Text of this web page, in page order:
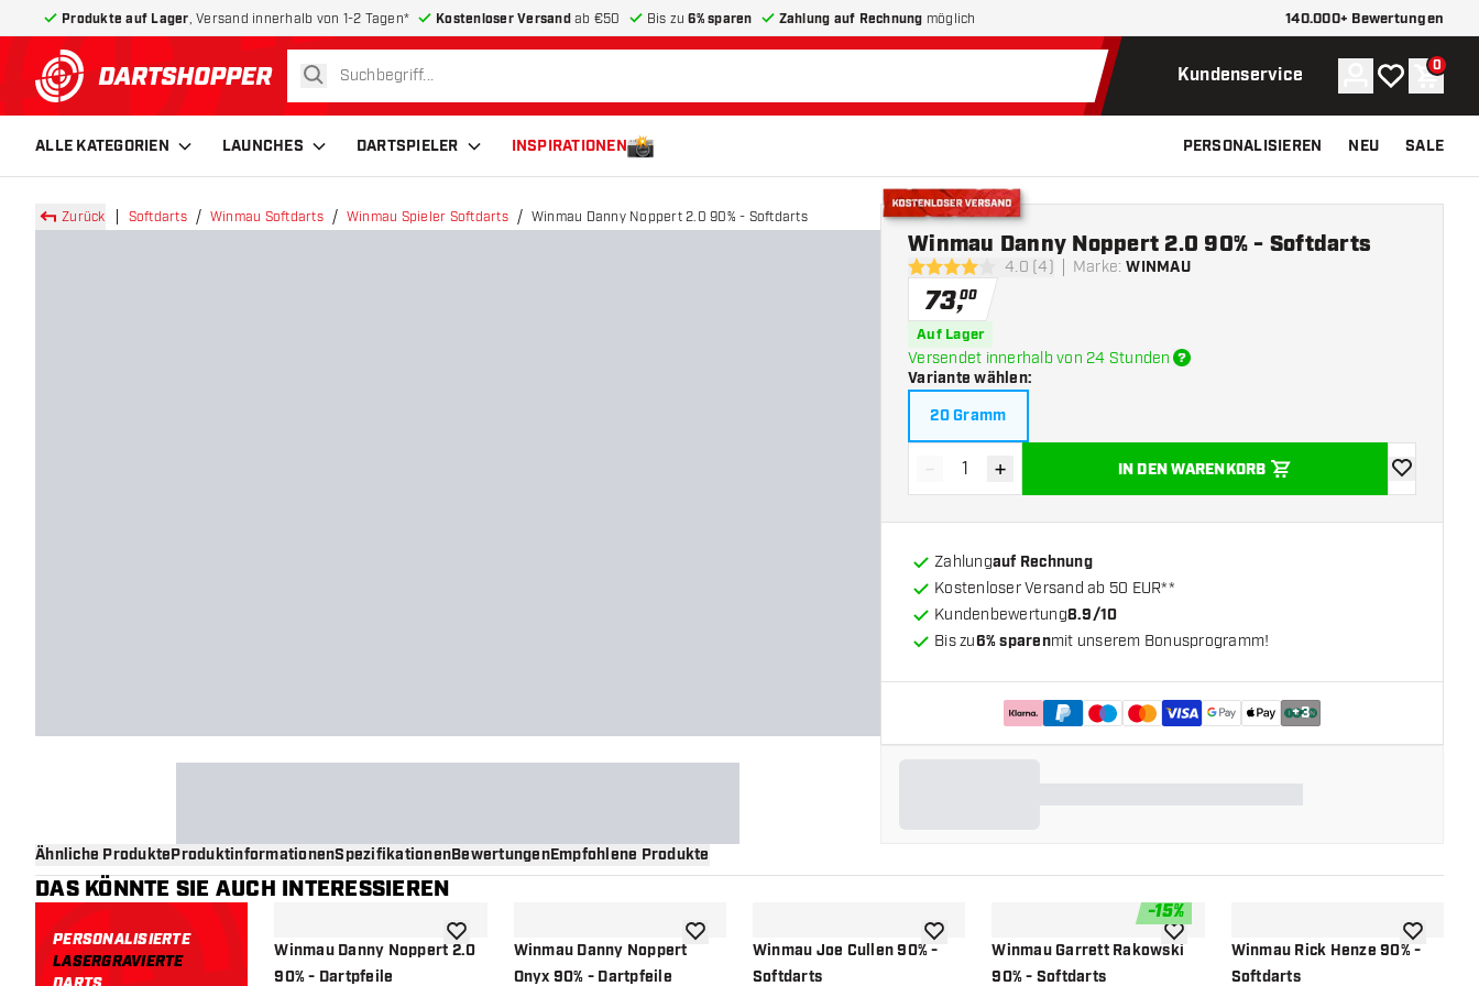
Produkte auf Lager , Versand innerhalb von 1-2 Tagen* Kostenloser Versandab €50 Bis zu6% sparen Zahlung auf Rechnung möglich 140.000+ Bewertungen
zurück zur Startseite
suchen Kundenservice Konto
Meine 0
ALLE KATEGORIEN LAUNCHES DARTSPIELER INSPIRATIONEN PERSONALISIEREN NEU SALE
Zurück Softdarts Winmau Softdarts Winmau Spieler Softdarts Winmau Danny Noppert 2.0 90% - Softdarts
Kostenloser Versand
4 Bewertungssterne
4.0 (4) Marke: WINMAU
Winmau Danny Noppert 2.0 90% - Softdarts
73,00
Auf Lager
Versendet innerhalb von 24 Stunden
Variante wählen:
20 Gramm
Menge verringern
- Menge erhöhen
+ IN DEN WARENKORB
Zur
Zahlungauf Rechnung
Kostenloser Versand ab 50 EUR**
Kundenbewertung8.9/10
Bis zu6% sparenmit unserem Bonusprogramm!
+3
Ähnliche ProdukteProduktinformationenSpezifikationenBewertungenEmpfohlene Produkte
DAS KÖNNTE SIE AUCH INTERESSIEREN
PERSONALISIERTE
LASERGRAVIERTE
Winmau Danny Noppert 2.0
90% - Dartpfeile
Zur Wunschliste hinzufügen
Winmau Danny Noppert
Onyx 90% - Dartpfeile
Zur Wunschliste hinzufügen
Winmau Joe Cullen 90% -
Softdarts
Zur Wunschliste hinzufügen
-15%
Winmau Garrett Rakowski
90% - Softdarts
Zur Wunschliste hinzufügen
Winmau Rick Henze 90% -
Softdarts
Zur